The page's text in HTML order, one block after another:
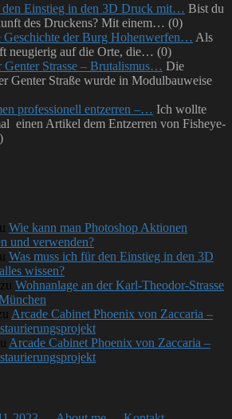
den Einstieg in den 3D Druck mit… Bist du
des Druckens? Mit einem… (0)
Geschichte der Burg Hohenwerfen… Als
neugierig auf die Orte, die… (0)
Genter Strasse – Brutalismus… Die
Genter Straße wurde in Modulbauweise
professionell entzerren –… Ich wollte
einen Artikel dem Entzerren von Fisheye-
Wie kann man Photoshop Aktionen
und verwenden?
Was muss ich für den Einstieg in den 3D
wissen?
zu Wohnanlage an der Karl-Theodor-Strasse
Arcade Cabinet Phoenix von Zaccaria –
Arcade Cabinet Phoenix von Zaccaria –